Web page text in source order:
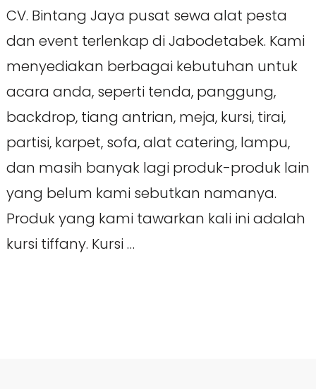
CV. Bintang Jaya pusat sewa alat pesta
dan event terlenkap di Jabodetabek. Kami
menyediakan berbagai kebutuhan untuk
acara anda, seperti tenda, panggung,
backdrop, tiang antrian, meja, kursi, tirai,
partisi, karpet, sofa, alat catering, lampu,
dan masih banyak lagi produk-produk lain
yang belum kami sebutkan namanya.
Produk yang kami tawarkan kali ini adalah
kursi tiffany. Kursi …